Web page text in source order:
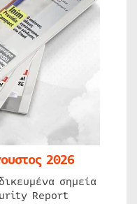
2026
σημεία
Report